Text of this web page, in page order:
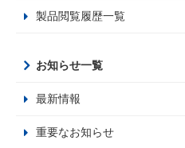
製品閲覧履歴一覧
お知らせ一覧
最新情報
重要なお知らせ